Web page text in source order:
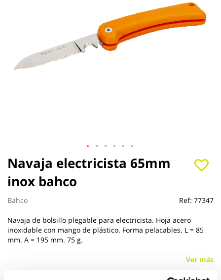
Navaja electricista 65mm
inox bahco
Bahco Ref: 77347
Navaja de bolsillo plegable para electricista. Hoja acero
inoxidable con mango de plástico. Forma pelacables. L = 85
mm. A = 195 mm. 75 g.
Ver más
Saltar
al
comienzo
de
la
de
imágenes